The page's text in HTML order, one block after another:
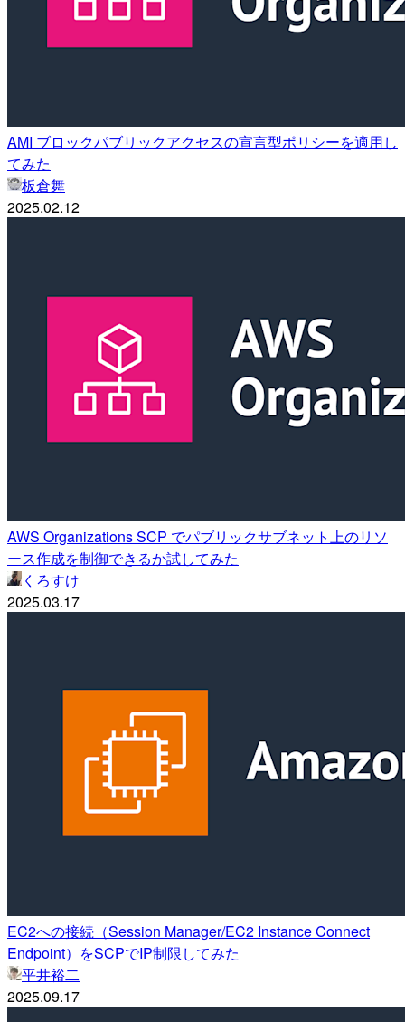
AMI ブロックパブリックアクセスの宣言型ポリシーを適用し
てみた
板倉舞
2025.02.12
AWS Organizations SCP でパブリックサブネット上のリソ
ース作成を制御できるか試してみた
くろすけ
2025.03.17
EC2への接続（Session Manager/EC2 Instance Connect
Endpoint）をSCPでIP制限してみた
平井裕二
2025.09.17